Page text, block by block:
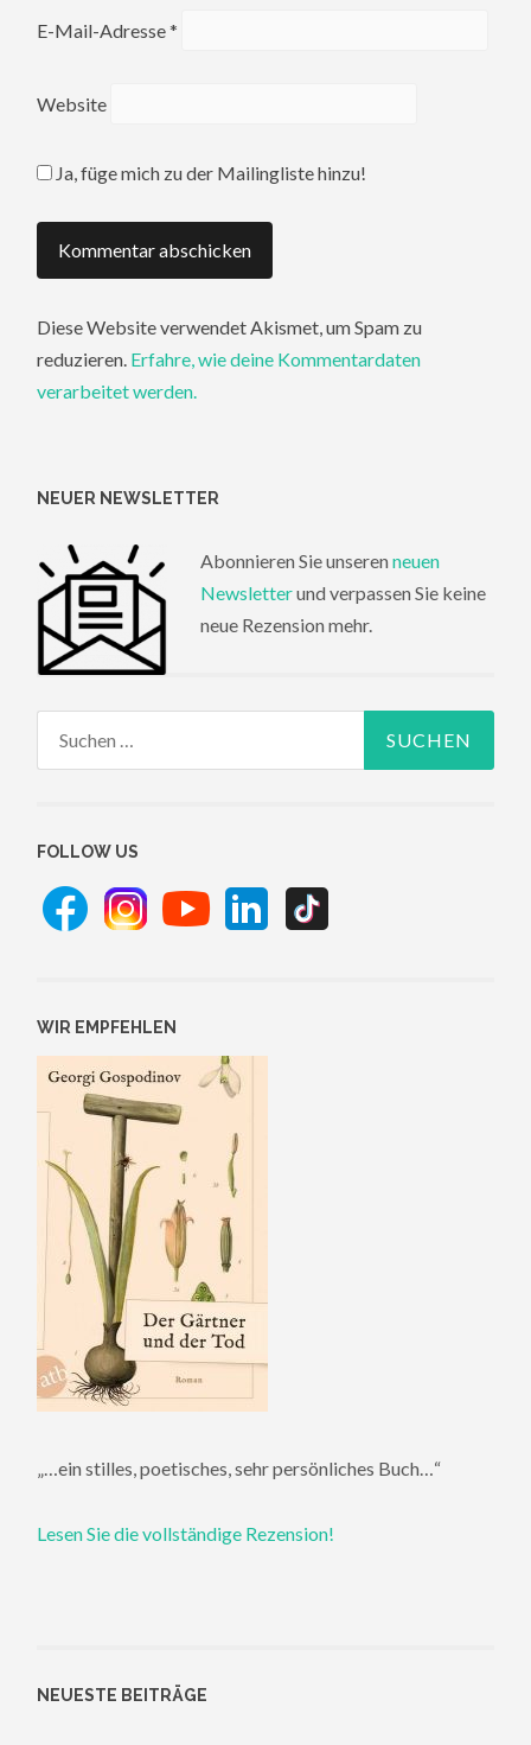
E-Mail-Adresse*
Website
Ja, füge mich zu der Mailingliste hinzu!
Diese Website verwendet Akismet, um Spam zu
reduzieren. Erfahre, wie deine Kommentardaten
verarbeitet werden.
NEUER NEWSLETTER
Abonnieren Sie unseren neuen
Newsletterund verpassen Sie keine
neue Rezension mehr.
FOLLOW US
WIR EMPFEHLEN
„…ein stilles, poetisches, sehr persönliches Buch…“
Lesen Sie die vollständige Rezension!
NEUESTE BEITRÄGE